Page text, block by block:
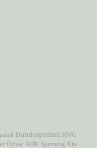
Bundespolizei HWG
Ochse AOK Sperrung Kita